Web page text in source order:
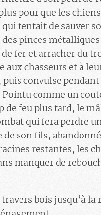
pour que les
tentait de sauver
pinces
fer et arracher du
chasseurs et à
convulse pendant
comme un
de feu plus tard, le
qui fera perdre
son fils,
restantes, les
manquer de
bois jusqu’à